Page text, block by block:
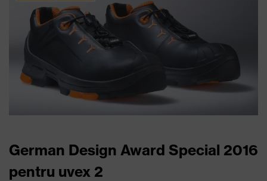
German Design Award Special 2016
pentru uvex 2